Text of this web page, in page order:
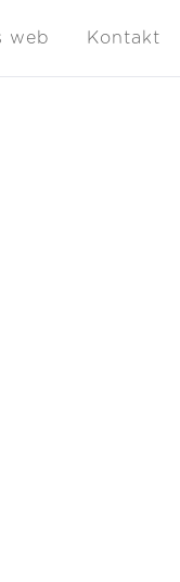
web Kontakt